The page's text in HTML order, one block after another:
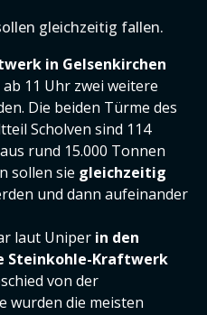
gleichzeitig fallen.
in Gelsenkirchen
11 Uhr zwei weitere
Die beiden Türme des
Scholven sind 114
rund 15.000 Tonnen
sollen sie gleichzeitig
und dann aufeinander
laut Uniper in den
Steinkohle-Kraftwerk
von der
wurden die meisten